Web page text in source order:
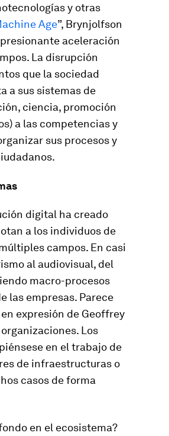
y otras
Age”, Brynjolfson
aceleración
La disrupción
que la sociedad
a sus sistemas de
ciencia, promoción
a las competencias y
sus procesos y
digital ha creado
a los individuos de
campos. En casi
al audiovisual, del
macro-procesos
las empresas. Parece
expresión de Geoffrey
Los
en el trabajo de
de infraestructuras o
casos de forma
en el ecosistema?